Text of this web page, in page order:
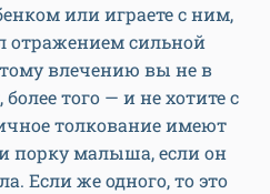
или играете с ним,
отражением сильной
влечению вы не в
того — и не хотите с
толкование имеют
порку малыша, если он
Если же одного, то это